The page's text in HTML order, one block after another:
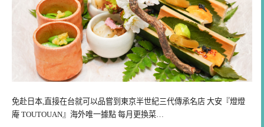
免赴日本,直接在台就可以品嘗到東京半世紀三代傳承名店 大安『燈燈
庵 TOUTOUAN』海外唯一據點 每月更換菜…